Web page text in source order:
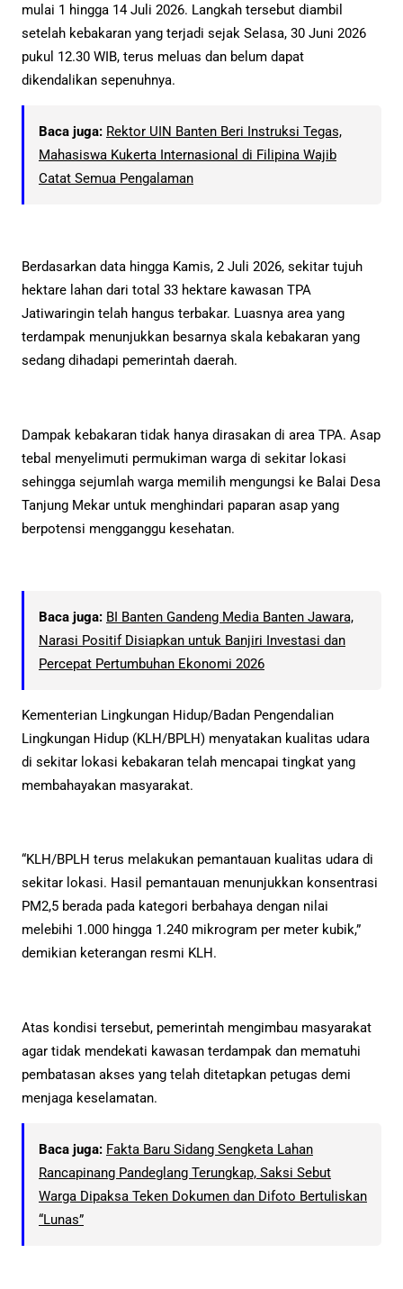
mulai 1 hingga 14 Juli 2026. Langkah tersebut diambil
setelah kebakaran yang terjadi sejak Selasa, 30 Juni 2026
pukul 12.30 WIB, terus meluas dan belum dapat
dikendalikan sepenuhnya.
Baca juga: Rektor UIN Banten Beri Instruksi Tegas,
Mahasiswa Kukerta Internasional di Filipina Wajib
Catat Semua Pengalaman
Berdasarkan data hingga Kamis, 2 Juli 2026, sekitar tujuh
hektare lahan dari total 33 hektare kawasan TPA
Jatiwaringin telah hangus terbakar. Luasnya area yang
terdampak menunjukkan besarnya skala kebakaran yang
sedang dihadapi pemerintah daerah.
Dampak kebakaran tidak hanya dirasakan di area TPA. Asap
tebal menyelimuti permukiman warga di sekitar lokasi
sehingga sejumlah warga memilih mengungsi ke Balai Desa
Tanjung Mekar untuk menghindari paparan asap yang
berpotensi mengganggu kesehatan.
Baca juga: BI Banten Gandeng Media Banten Jawara,
Narasi Positif Disiapkan untuk Banjiri Investasi dan
Percepat Pertumbuhan Ekonomi 2026
Kementerian Lingkungan Hidup/Badan Pengendalian
Lingkungan Hidup (KLH/BPLH) menyatakan kualitas udara
di sekitar lokasi kebakaran telah mencapai tingkat yang
membahayakan masyarakat.
“KLH/BPLH terus melakukan pemantauan kualitas udara di
sekitar lokasi. Hasil pemantauan menunjukkan konsentrasi
PM2,5 berada pada kategori berbahaya dengan nilai
melebihi 1.000 hingga 1.240 mikrogram per meter kubik,”
demikian keterangan resmi KLH.
Atas kondisi tersebut, pemerintah mengimbau masyarakat
agar tidak mendekati kawasan terdampak dan mematuhi
pembatasan akses yang telah ditetapkan petugas demi
menjaga keselamatan.
Baca juga: Fakta Baru Sidang Sengketa Lahan
Rancapinang Pandeglang Terungkap, Saksi Sebut
Warga Dipaksa Teken Dokumen dan Difoto Bertuliskan
“Lunas”